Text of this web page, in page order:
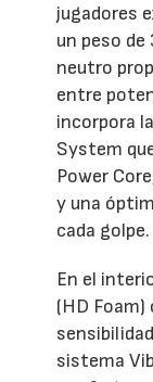
jugadores
un peso de
neutro
entre
incorpora
System
Power
y una
cada golpe.
En el
(HD
sistema